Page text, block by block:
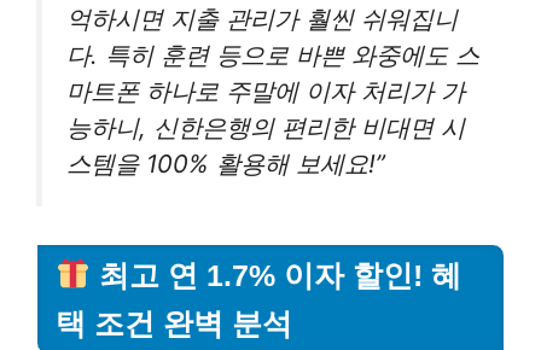
억하시면 지출 관리가 훨씬 쉬워집니
다. 특히 훈련 등으로 바쁜 와중에도 스
마트폰 하나로 주말에 이자 처리가 가
능하니, 신한은행의 편리한 비대면 시
스템을 100% 활용해 보세요!”
최고 연 1.7% 이자 할인! 혜
택 조건 완벽 분석